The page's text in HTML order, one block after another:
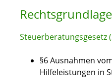
Rechtsgrundlage
Steuerberatungsgesetz
§6 Ausnahmen
Hilfeleistungen in